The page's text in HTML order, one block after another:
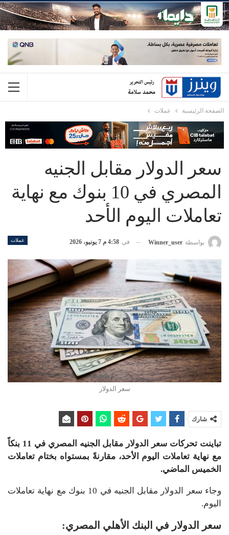
الصفحة الرئيسية عملات
سعر الدولار مقابل الجنيه
المصري في 10 بنوك مع نهاية
تعاملات اليوم الأحد
عملات بواسطة Winner_user في 4:58 م 7 يونيو، 2026
سعر الدولار
شارك
تباينت تحركات سعر الدولار مقابل الجنيه المصري في 11 بنكاً
مع نهاية تعاملات اليوم الأحد، مقارنةً بمستواه بختام تعاملات
الخميس الماضي.
وجاء سعر الدولار مقابل الجنيه في 10 بنوك مع نهاية تعاملات
اليوم.
سعر الدولار في البنك الأهلي المصري: